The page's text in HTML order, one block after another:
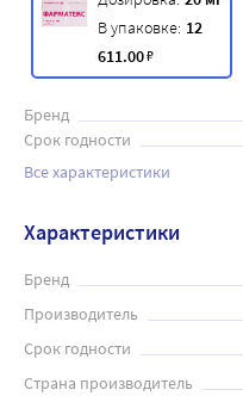
В упаковке: 12
611.00₽
Бренд
Срок годности
Все характеристики
Характеристики
Бренд
Производитель
Срок годности
Страна производитель